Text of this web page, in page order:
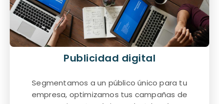
Publicidad digital
Segmentamos a un público único para tu
empresa, optimizamos tus campañas de